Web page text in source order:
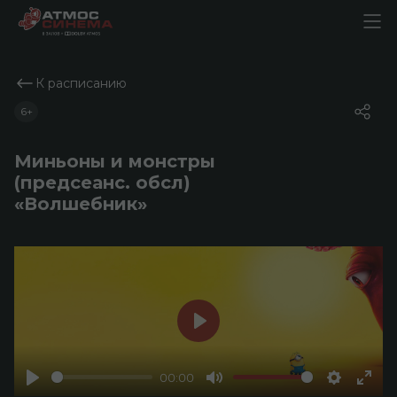
К расписанию
Миньоны и монстры
(предсеанс. обсл)
«Волшебник»
6+
00:00
Play